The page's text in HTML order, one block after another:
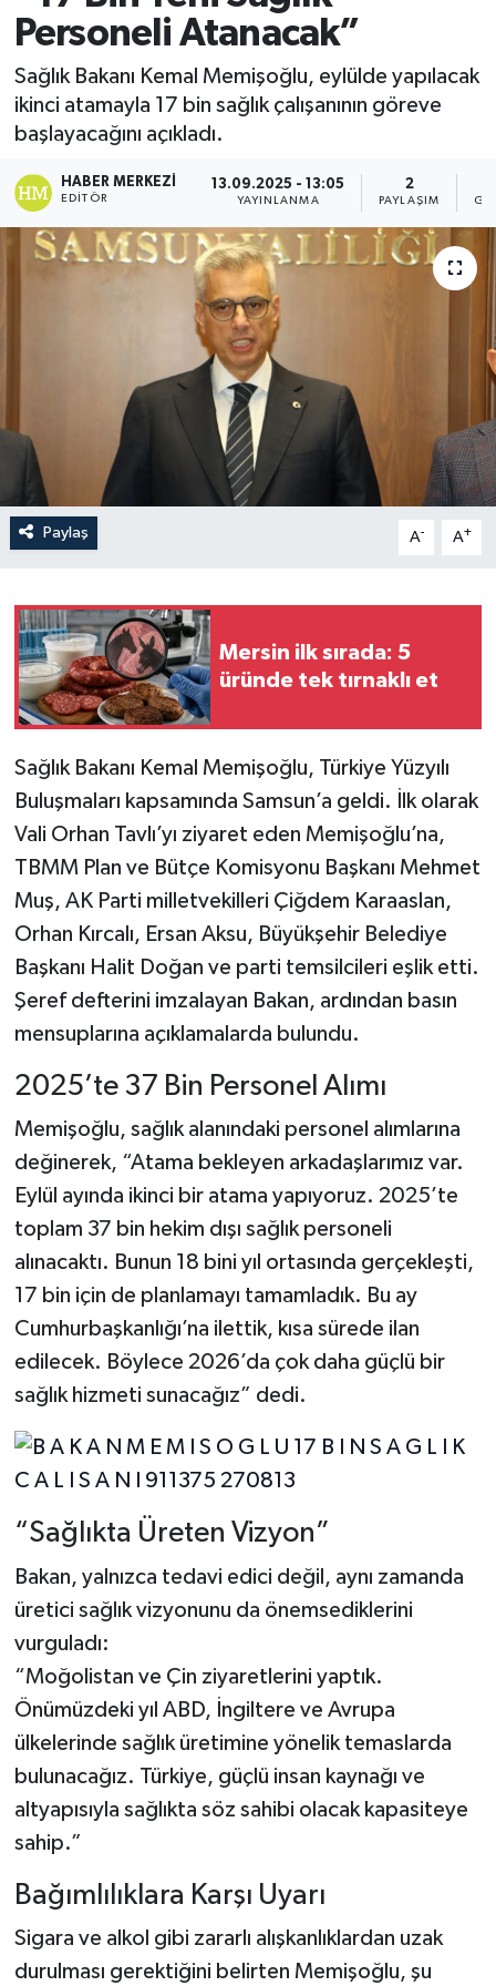
Personeli Atanacak”
Sağlık Bakanı Kemal Memişoğlu, eylülde yapılacak
ikinci atamayla 17 bin sağlık çalışanının göreve
başlayacağını açıkladı.
HABER MERKEZI
EDITÖR
13.09.2025 - 13:05
YAYINLANMA
2
PAYLAŞIM
Paylaş A- A+
Mersin ilk sırada: 5
üründe tek tırnaklı et
Sağlık Bakanı Kemal Memişoğlu, Türkiye Yüzyılı
Buluşmaları kapsamında Samsun’a geldi. İlk olarak
Vali Orhan Tavlı’yı ziyaret eden Memişoğlu’na,
TBMM Plan ve Bütçe Komisyonu Başkanı Mehmet
Muş, AK Parti milletvekilleri Çiğdem Karaaslan,
Orhan Kırcalı, Ersan Aksu, Büyükşehir Belediye
Başkanı Halit Doğan ve parti temsilcileri eşlik etti.
Şeref defterini imzalayan Bakan, ardından basın
mensuplarına açıklamalarda bulundu.
2025’te 37 Bin Personel Alımı
Memişoğlu, sağlık alanındaki personel alımlarına
değinerek, “Atama bekleyen arkadaşlarımız var.
Eylül ayında ikinci bir atama yapıyoruz. 2025’te
toplam 37 bin hekim dışı sağlık personeli
alınacaktı. Bunun 18 bini yıl ortasında gerçekleşti,
17 bin için de planlamayı tamamladık. Bu ay
Cumhurbaşkanlığı’na ilettik, kısa sürede ilan
edilecek. Böylece 2026’da çok daha güçlü bir
sağlık hizmeti sunacağız” dedi.
“Sağlıkta Üreten Vizyon”
Bakan, yalnızca tedavi edici değil, aynı zamanda
üretici sağlık vizyonunu da önemsediklerini
vurguladı:
“Moğolistan ve Çin ziyaretlerini yaptık.
Önümüzdeki yıl ABD, İngiltere ve Avrupa
ülkelerinde sağlık üretimine yönelik temaslarda
bulunacağız. Türkiye, güçlü insan kaynağı ve
altyapısıyla sağlıkta söz sahibi olacak kapasiteye
sahip.”
Bağımlılıklara Karşı Uyarı
Sigara ve alkol gibi zararlı alışkanlıklardan uzak
durulması gerektiğini belirten Memişoğlu, şu